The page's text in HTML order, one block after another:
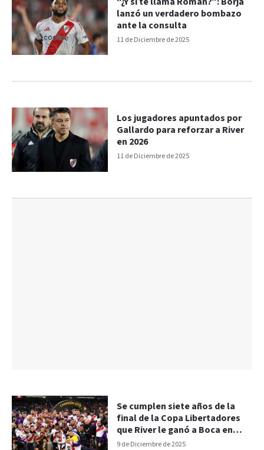
11 de Diciembre de 2025
lanzó un verdadero bombazo
ante la consulta
11 de Diciembre de 2025
Los jugadores apuntados por
Gallardo para reforzar a River
en 2026
9 de Diciembre de 2025
Se cumplen siete años de la
final de la Copa Libertadores
que River le ganó a Boca en
Madrid